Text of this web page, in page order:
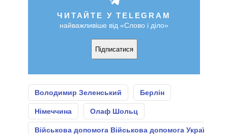
ЧИТАЙТЕ У TELEGRAM
найважливіше від «Слово і діло»
Підписатися
Володимир Зеленський Берлін
Німеччина Олаф Шольц
Військова допомога Військова допомога Україні